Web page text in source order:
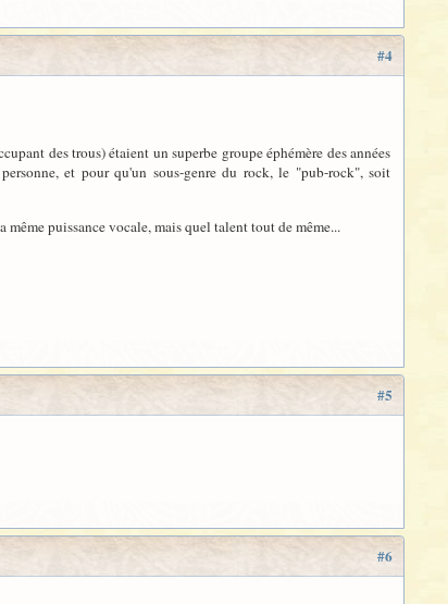
#4
des trous) étaient un superbe groupe éphémère des années
et pour qu'un sous-genre du rock, le "pub-rock", soit
puissance vocale, mais quel talent tout de même...
#5
#6